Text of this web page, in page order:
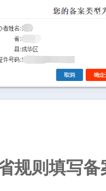
规则填写备